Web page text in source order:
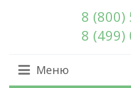
8 (800)
8 (499)
Меню